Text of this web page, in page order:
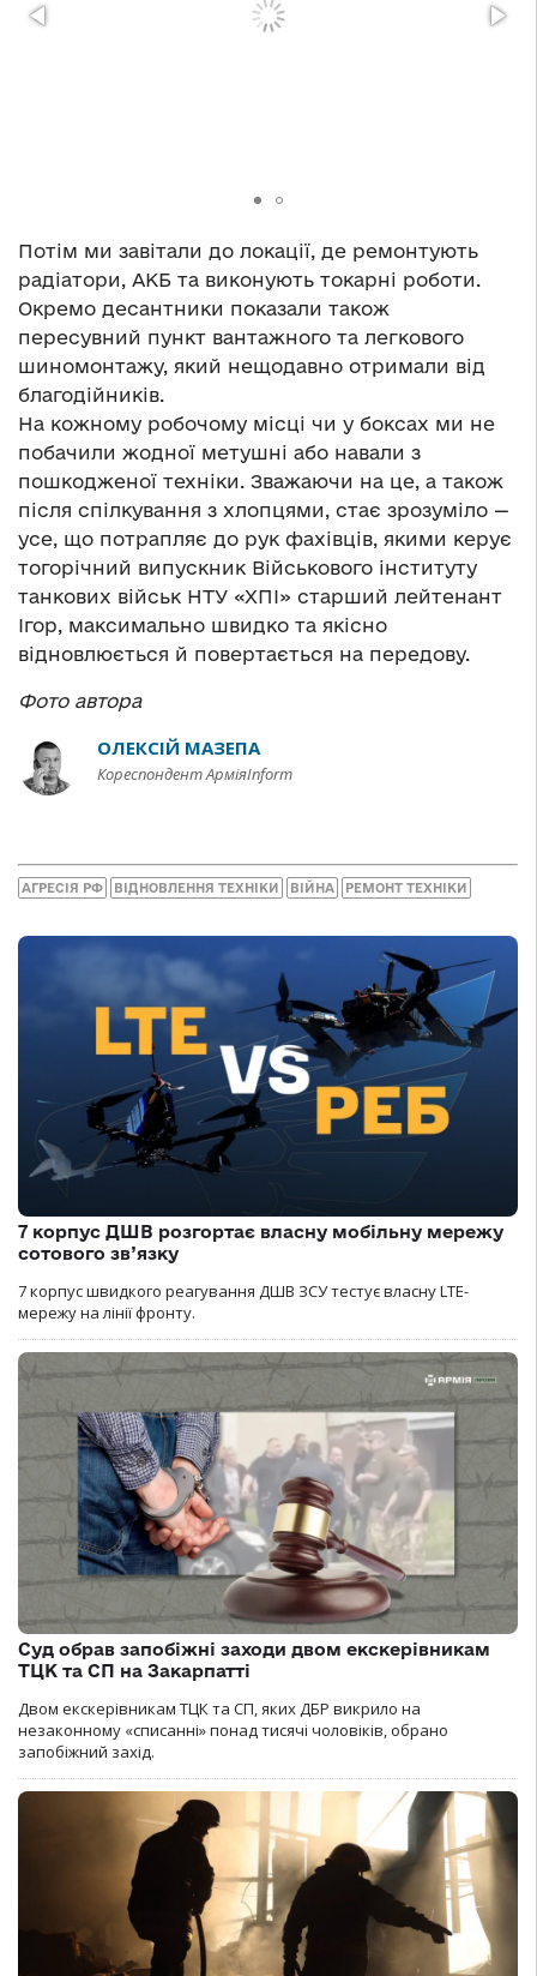
Потім ми завітали до локації, де ремонтують
радіатори, АКБ та виконують токарні роботи.
Окремо десантники показали також
пересувний пункт вантажного та легкового
шиномонтажу, який нещодавно отримали від
благодійників.
На кожному робочому місці чи у боксах ми не
побачили жодної метушні або навали з
пошкодженої техніки. Зважаючи на це, а також
після спілкування з хлопцями, стає зрозуміло —
усе, що потрапляє до рук фахівців, якими керує
тогорічний випускник Військового інституту
танкових військ НТУ «ХПІ» старший лейтенант
Ігор, максимально швидко та якісно
відновлюється й повертається на передову.
Фото автора
ОЛЕКСІЙ МАЗЕПА
Кореспондент АрміяInform
АГРЕСІЯ РФ ВІДНОВЛЕННЯ ТЕХНІКИ ВІЙНА РЕМОНТ ТЕХНІКИ
7 корпус ДШВ розгортає власну мобільну мережу
сотового зв’язку
7 корпус швидкого реагування ДШВ ЗСУ тестує власну LTE-
мережу на лінії фронту.
Суд обрав запобіжні заходи двом екскерівникам
ТЦК та СП на Закарпатті
Двом екскерівникам ТЦК та СП, яких ДБР викрило на
незаконному «списанні» понад тисячі чоловіків, обрано
запобіжний захід.